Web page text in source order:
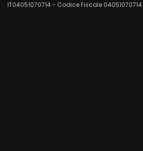
IT04051070714 - Codice Fiscale